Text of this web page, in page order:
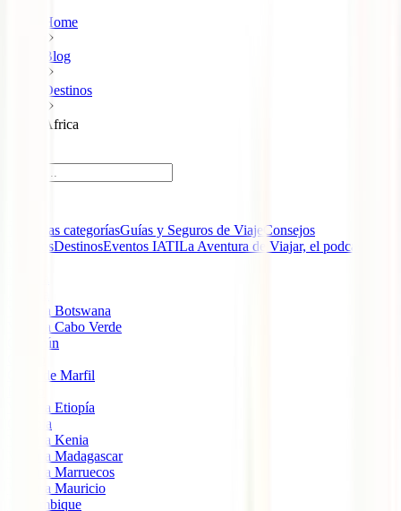
Home
Blog
Destinos
Africa
Todas las categoríasGuías y Seguros de Viaje Consejos
ViajerosDestinosEventos IATILa Aventura de Viajar, el podcast de
Viajar a Botswana
Viajar a Cabo Verde
Camerún
Costa de Marfil
Viajar a Etiopía
Gambia
Viajar a Kenia
Viajar a Madagascar
Viajar a Marruecos
Viajar a Mauricio
Mozambique